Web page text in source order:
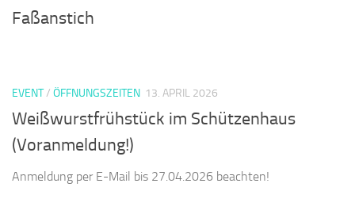
Faßanstich
EVENT/ ÖFFNUNGSZEITEN 13. APRIL 2026
Weißwurstfrühstück im Schützenhaus
(Voranmeldung!)
Anmeldung per E-Mail bis 27.04.2026 beachten!